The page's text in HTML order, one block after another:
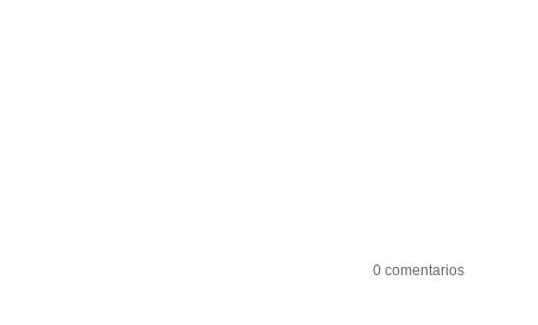
0 comentarios